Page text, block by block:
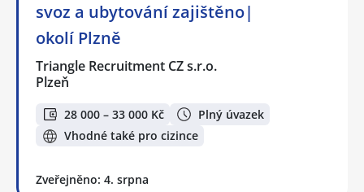
svoz a ubytování zajištěno|
okolí Plzně
Triangle Recruitment CZ s.r.o.
Plzeň
28 000 – 33 000 Kč
Plný úvazek
Vhodné také pro cizince
Zveřejněno: 4. srpna